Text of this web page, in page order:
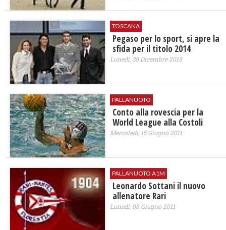
TOSCANA
Pegaso per lo sport, si apre la
sfida per il titolo 2014
Lunedì, 30 Dicembre 2013
PALLANUOTO
Conto alla rovescia per la
World League alla Costoli
Mercoledì, 15 Giugno 2011
PALLANUOTO A1M
Leonardo Sottani il nuovo
allenatore Rari
Lunedì, 06 Giugno 2011